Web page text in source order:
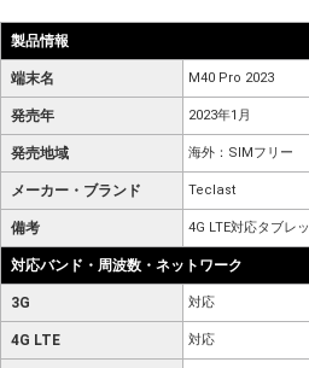
製品情報
端末名 M40 Pro 2023
発売年 2023年1月
発売地域 海外：SIMフリー
メーカー・ブランド Teclast
備考 4G LTE対応タブレ
対応バンド・周波数・ネットワーク
3G 対応
4G LTE 対応